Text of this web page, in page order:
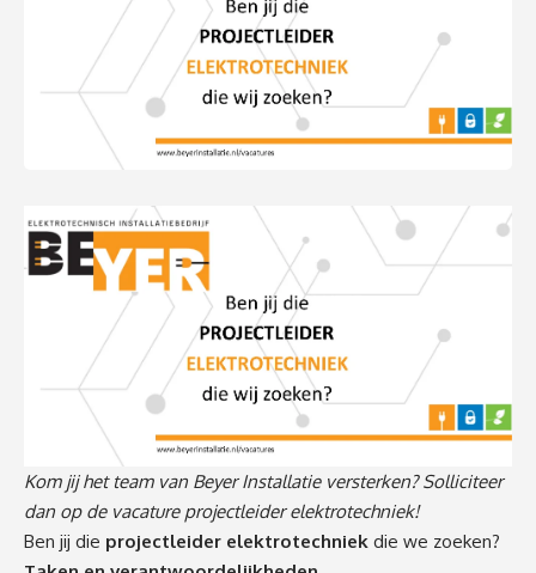
Kom jij het team van Beyer Installatie versterken? Solliciteer
dan op de vacature projectleider elektrotechniek!
Ben jij die projectleider elektrotechniek die we zoeken?